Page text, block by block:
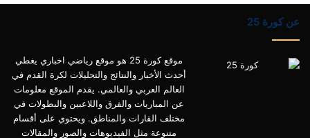
عن كورة 25
موقع كورة 25 هو موقع رياضي اخباري يغطي
أحدث الأخبار والنتائج والتحليلات لكرة القدم في
العالم العربي والعالمي. يقدم الموقع معلومات
عن المباريات والفرق واللاعبين والبطولات في
مختلف القارات والمناطق. ويحتوي على أقسام
متنوعة مثل الفيديوهات والصور والمقالات